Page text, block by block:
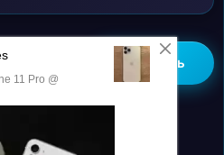
Добавить